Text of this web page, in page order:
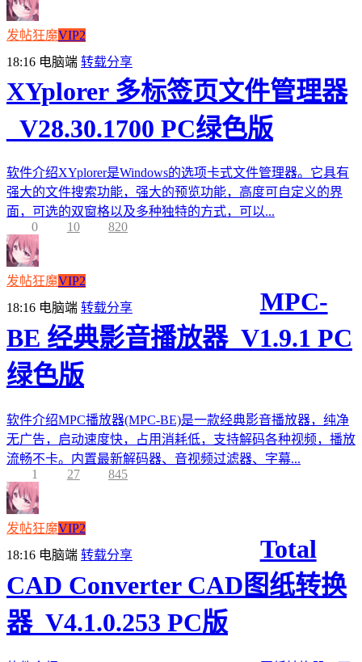
发帖狂魔VIP2
18:16 电脑端 转载分享
XYplorer 多标签页文件管理器
_V28.30.1700 PC绿色版
软件介绍XYplorer是Windows的选项卡式文件管理器。它具有
强大的文件搜索功能，强大的预览功能，高度可自定义的界
面，可选的双窗格以及多种独特的方式，可以...
0
10 820
发帖狂魔VIP2
18:16 电脑端 转载分享
MPC-
BE 经典影音播放器_V1.9.1 PC
绿色版
软件介绍MPC播放器(MPC-BE)是一款经典影音播放器，纯净
无广告，启动速度快，占用消耗低，支持解码各种视频，播放
流畅不卡。内置最新解码器、音视频过滤器、字幕...
1
27 845
发帖狂魔VIP2
18:16 电脑端 转载分享
Total
CAD Converter CAD图纸转换
器_V4.1.0.253 PC版